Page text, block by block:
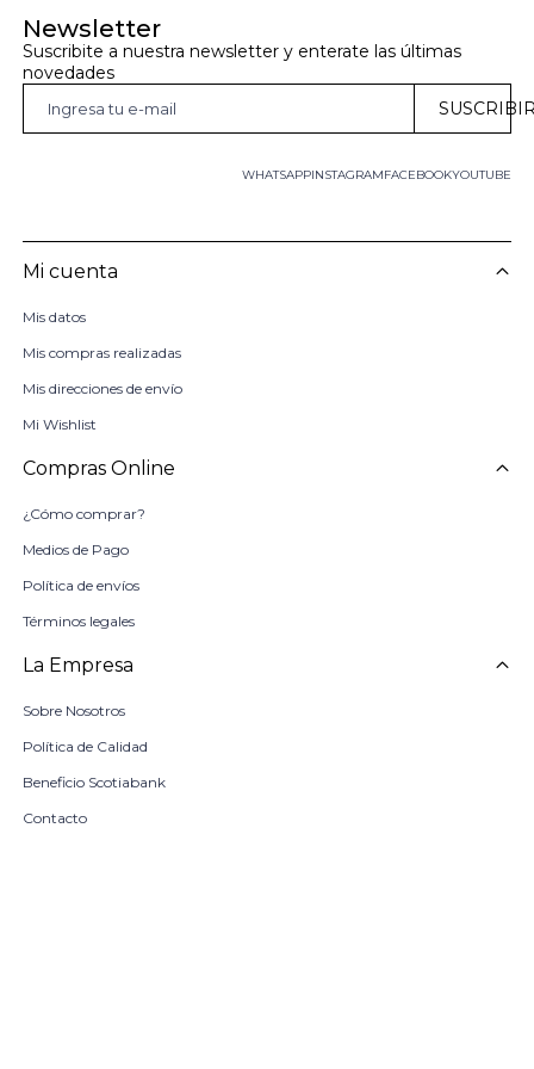
Newsletter
Suscribite a nuestra newsletter y enterate las últimas
novedades
WHATSAPP FACEBOOKYOUTUBE
INSTAGRAM
Mi cuenta
Mis datos
Mis compras realizadas
Mis direcciones de envío
Mi Wishlist
Compras Online
¿Cómo comprar?
Medios de Pago
Política de envíos
Términos legales
La Empresa
Sobre Nosotros
Política de Calidad
Beneficio Scotiabank
Contacto